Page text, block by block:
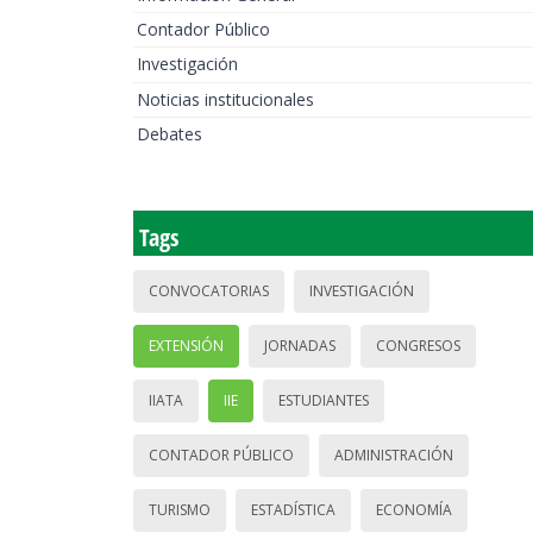
Contador Público
Investigación
Noticias institucionales
Debates
Tags
CONVOCATORIAS INVESTIGACIÓN
EXTENSIÓN JORNADAS CONGRESOS
IIATA IIE ESTUDIANTES
CONTADOR PÚBLICO ADMINISTRACIÓN
TURISMO ESTADÍSTICA ECONOMÍA